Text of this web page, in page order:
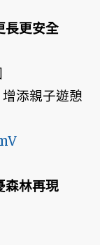
長更安全
添親子遊憩
森林再現